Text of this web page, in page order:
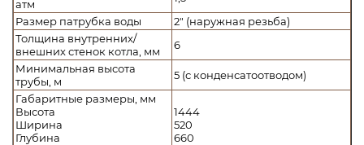
атм
Размер патрубка воды
2" (наружная резьба)
Толщина внутренних/
внешних стенок котла, мм
6
Минимальная высота
трубы, м
5 (с конденсатоотводом)
Габаритные размеры, мм
Высота
Ширина
Глубина
1444
520
660